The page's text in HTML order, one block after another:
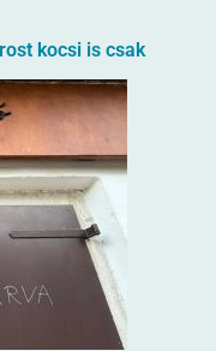
kocsi is csak